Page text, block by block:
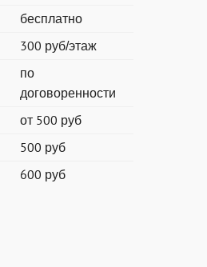
бесплатно
300 руб/этаж
по
договоренности
от 500 руб
500 руб
600 руб